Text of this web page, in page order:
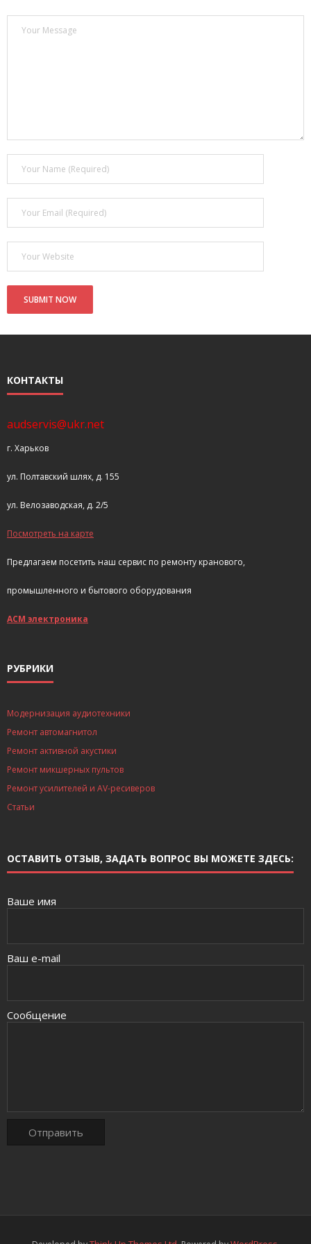
- Выбираем автомагнитолу
Контакты
Cart (0Items)
КОНТАКТЫ
audservis@ukr.net
г. Харьков
ул. Полтавский шлях, д. 155
ул. Велозаводская, д. 2/5
Посмотреть на карте
Предлагаем посетить наш сервис по ремонту кранового,
промышленного и бытового оборудования
АСМ электроника
РУБРИКИ
Модернизация аудиотехники
Ремонт автомагнитол
Ремонт активной акустики
Ремонт микшерных пультов
Ремонт усилителей и AV-ресиверов
Статьи
ОСТАВИТЬ ОТЗЫВ, ЗАДАТЬ ВОПРОС ВЫ МОЖЕТЕ ЗДЕСЬ:
Ваше имя
Ваш e-mail
Сообщение